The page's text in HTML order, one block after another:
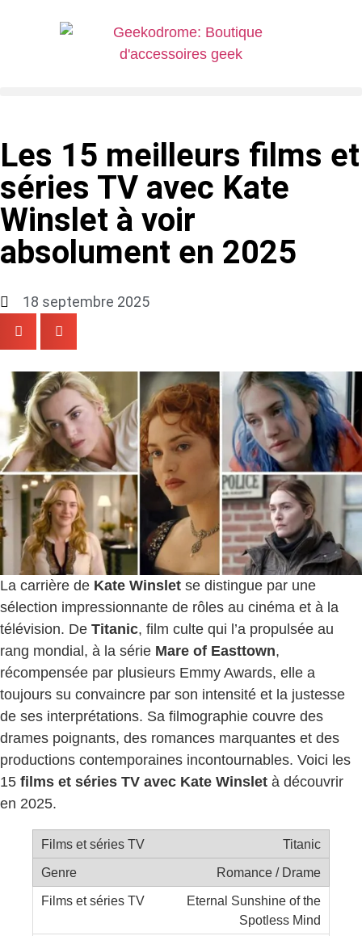
Les 15 meilleurs films et
séries TV avec Kate
Winslet à voir
absolument en 2025
18 septembre 2025
La carrière de Kate Winslet se distingue par une
sélection impressionnante de rôles au cinéma et à la
télévision. De Titanic, film culte qui l’a propulsée au
rang mondial, à la série Mare of Easttown,
récompensée par plusieurs Emmy Awards, elle a
toujours su convaincre par son intensité et la justesse
de ses interprétations. Sa filmographie couvre des
drames poignants, des romances marquantes et des
productions contemporaines incontournables. Voici les
15 films et séries TV avec Kate Winslet à découvrir
en 2025.
Titanic
Romance / Drame
Eternal Sunshine of the
Spotless Mind